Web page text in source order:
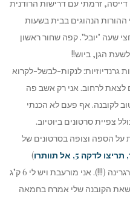
זרמתי עם דרישות הרודנית
הנהוגים בבית בשעות
שעה "יובל". קפה שחור ראשון
הגן, ביוש!!
גרנדיוזיות: לנקות-לבשל-לקרוא
לצאת לרחוב. אני רק אשב פה
לקובנה. אף פעם לא הכנתי
צפיית סרטונים ביוטיוב.
הספה וצופה בסרטונים של
5, אל תוותרו
)
משטחות עלי בצק דקיקים ומורחות במרגרינה (!!!). אני מורעבת ויש לי 6 ק"ג
הקובנה שלי אמרח בחמאה